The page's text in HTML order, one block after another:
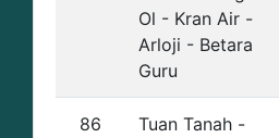
Ol - Kran Air -
Arloji - Betara
Guru
86
Tuan Tanah -